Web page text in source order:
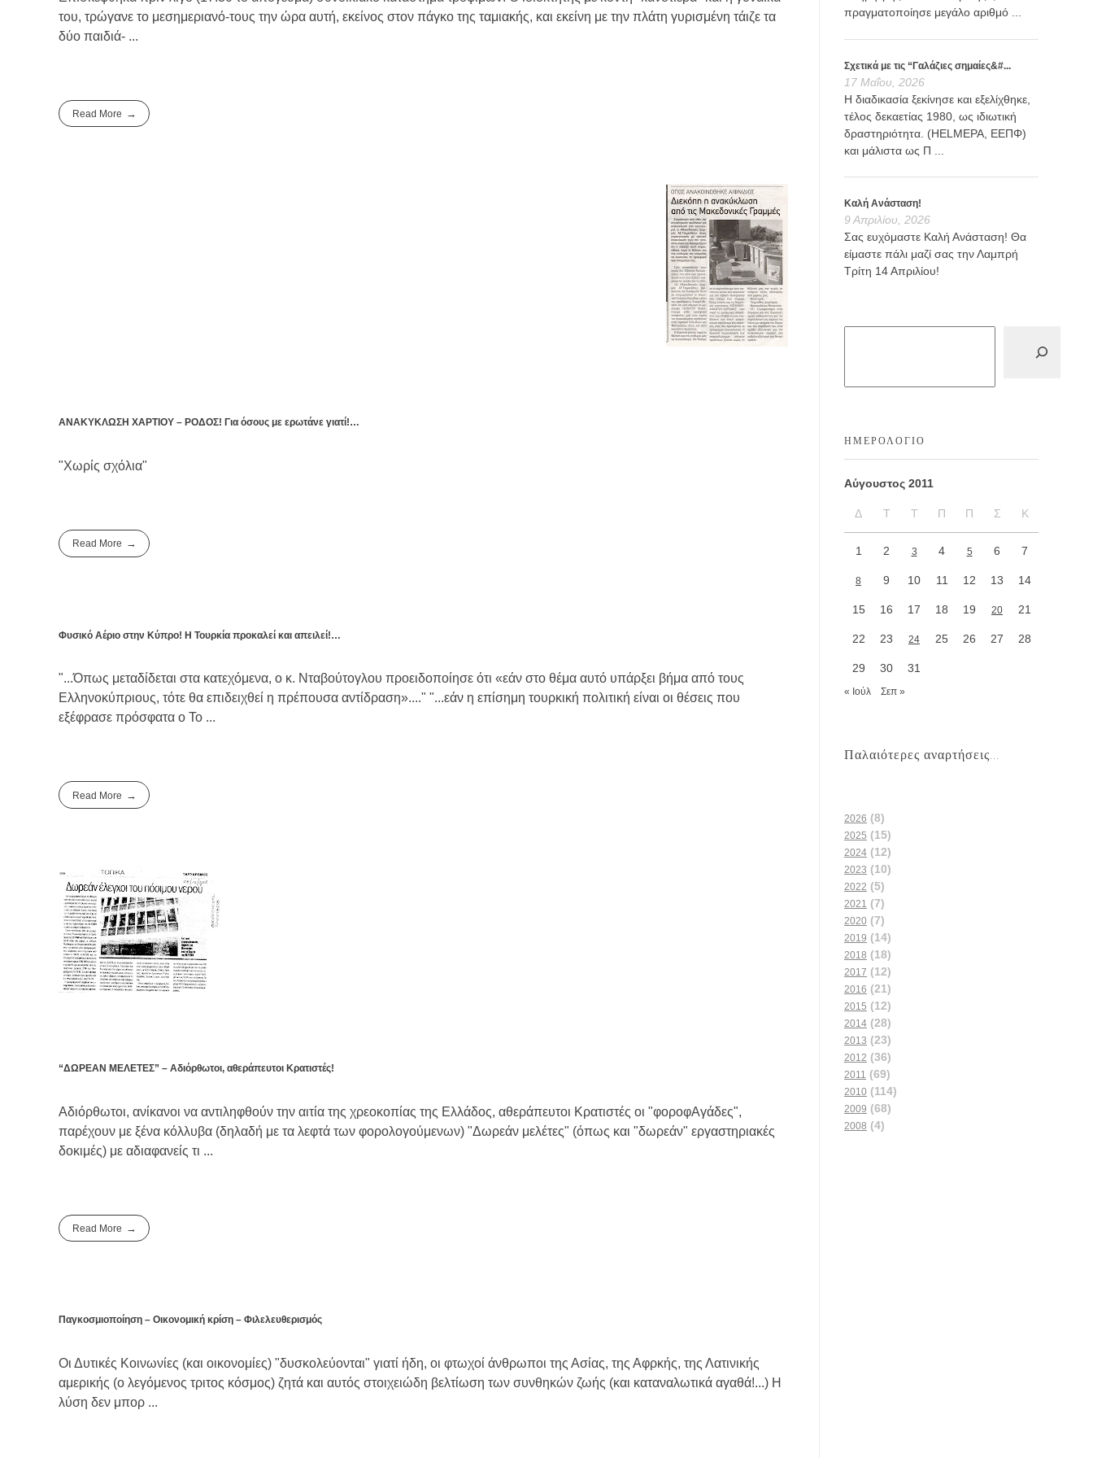
του, τρώγανε το μεσημεριανό-τους την ώρα αυτή, εκείνος στον πάγκο της ταμιακής, και εκείνη με την πλάτη γυρισμένη τάιζε τα
δύο παιδιά- ...
Read More
ΑΝΑΚΥΚΛΩΣΗ ΧΑΡΤΙΟΥ – ΡΟΔΟΣ! Για όσους με ερωτάνε γιατί!…
"Χωρίς σχόλια"
Read More
Φυσικό Αέριο στην Κύπρο! Η Τουρκία προκαλεί και απειλεί!…
"...Όπως μεταδίδεται στα κατεχόμενα, ο κ. Νταβούτογλου προειδοποίησε ότι «εάν στο θέμα αυτό υπάρξει βήμα από τους
Ελληνοκύπριους, τότε θα επιδειχθεί η πρέπουσα αντίδραση»...." ‎"...εάν η επίσημη τουρκική πολιτική είναι οι θέσεις που
εξέφρασε πρόσφατα ο Το ...
Read More
“ΔΩΡΕΑΝ ΜΕΛΕΤΕΣ” – Αδιόρθωτοι, αθεράπευτοι Κρατιστές!
Αδιόρθωτοι, ανίκανοι να αντιληφθούν την αιτία της χρεοκοπίας της Ελλάδος, αθεράπευτοι Κρατιστές οι "φοροφΑγάδες",
παρέχουν με ξένα κόλλυβα (δηλαδή με τα λεφτά των φορολογούμενων) "Δωρεάν μελέτες" (όπως και "δωρεάν" εργαστηριακές
δοκιμές) με αδιαφανείς τι ...
Read More
Παγκοσμιοποίηση – Οικονομική κρίση – Φιλελευθερισμός
Οι Δυτικές Κοινωνίες (και οικονομίες) "δυσκολεύονται" γιατί ήδη, οι φτωχοί άνθρωποι της Ασίας, της Αφρκής, της Λατινικής
αμερικής (ο λεγόμενος τριτος κόσμος) ζητά και αυτός στοιχειώδη βελτίωση των συνθηκών ζωής (και καταναλωτικά αγαθά!...) Η
λύση δεν μπορ ...
πραγματοποίησε μεγάλο αριθμό ...
Σχετικά με τις “Γαλάζιες σημαίες&#...
17 Μαΐου, 2026
Η διαδικασία ξεκίνησε και εξελίχθηκε,
τέλος δεκαετίας 1980, ως ιδιωτική
δραστηριότητα. (HELMEPA, ΕΕΠΦ)
και μάλιστα ως Π ...
Καλή Ανάσταση!
9 Απριλίου, 2026
Σας ευχόμαστε Καλή Ανάσταση! Θα
είμαστε πάλι μαζί σας την Λαμπρή
Τρίτη 14 Απριλίου!
ΗΜΕΡΟΛΌΓΙΟ
Αύγουστος 2011
Δ Τ Τ Π Π Σ Κ
1 2 3 4 5 6 7
8 9 10 11 12 13 14
15 16 17 18 19 20 21
22 23 24 25 26 27 28
29 30 31
« Ιούλ Σεπ »
Παλαιότερες αναρτήσεις...
2026 (8)
2025 (15)
2024 (12)
2023 (10)
2022 (5)
2021 (7)
2020 (7)
2019 (14)
2018 (18)
2017 (12)
2016 (21)
2015 (12)
2014 (28)
2013 (23)
2012 (36)
2011 (69)
2010 (114)
2009 (68)
2008 (4)